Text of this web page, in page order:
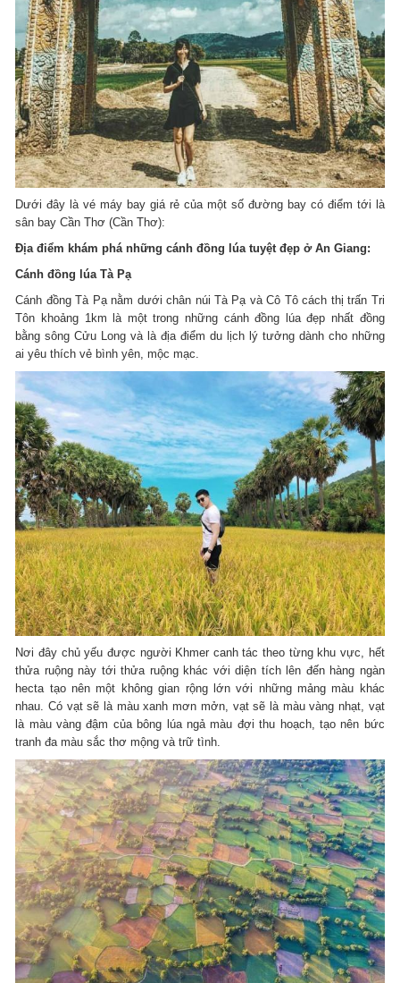
Dưới đây là vé máy bay giá rẻ của một số đường bay có điểm tới là
sân bay Cần Thơ (Cần Thơ):
Địa điểm khám phá những cánh đồng lúa tuyệt đẹp ở An Giang:
Cánh đồng lúa Tà Pạ
Cánh đồng Tà Pạ nằm dưới chân núi Tà Pạ và Cô Tô cách thị trấn Tri
Tôn khoảng 1km là một trong những cánh đồng lúa đẹp nhất đồng
bằng sông Cửu Long và là địa điểm du lịch lý tưởng dành cho những
ai yêu thích vẻ bình yên, mộc mạc.
Nơi đây chủ yếu được người Khmer canh tác theo từng khu vực, hết
thửa ruộng này tới thửa ruộng khác với diện tích lên đến hàng ngàn
hecta tạo nên một không gian rộng lớn với những mảng màu khác
nhau. Có vạt sẽ là màu xanh mơn mởn, vạt sẽ là màu vàng nhạt, vạt
là màu vàng đậm của bông lúa ngả màu đợi thu hoạch, tạo nên bức
tranh đa màu sắc thơ mộng và trữ tình.